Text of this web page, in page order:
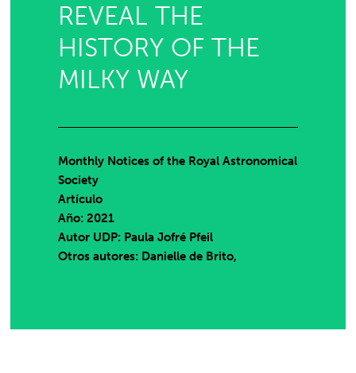
REVEAL THE
HISTORY OF THE
MILKY WAY
Monthly Notices of the Royal Astronomical
Society
Artículo
Año: 2021
Autor UDP: Paula Jofré Pfeil
Otros autores: Danielle de Brito,